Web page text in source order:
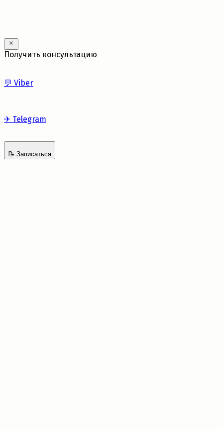
Получить консультацию
💬 Viber
✈ Telegram
📝 Записаться